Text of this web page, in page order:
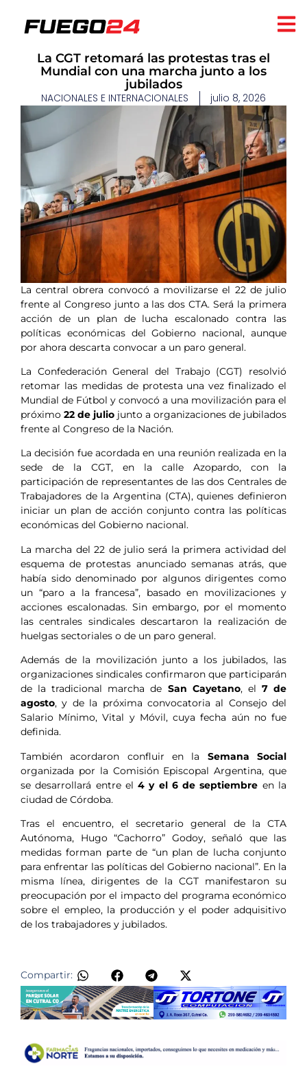
La CGT retomará las protestas tras el
Mundial con una marcha junto a los
jubilados
NACIONALES E INTERNACIONALES julio 8, 2026
La central obrera convocó a movilizarse el 22 de julio
frente al Congreso junto a las dos CTA. Será la primera
acción de un plan de lucha escalonado contra las
políticas económicas del Gobierno nacional, aunque
por ahora descarta convocar a un paro general.
La Confederación General del Trabajo (CGT) resolvió
retomar las medidas de protesta una vez finalizado el
Mundial de Fútbol y convocó a una movilización para el
próximo 22 de julio junto a organizaciones de jubilados
frente al Congreso de la Nación.
La decisión fue acordada en una reunión realizada en la
sede de la CGT, en la calle Azopardo, con la
participación de representantes de las dos Centrales de
Trabajadores de la Argentina (CTA), quienes definieron
iniciar un plan de acción conjunto contra las políticas
económicas del Gobierno nacional.
La marcha del 22 de julio será la primera actividad del
esquema de protestas anunciado semanas atrás, que
había sido denominado por algunos dirigentes como
un “paro a la francesa”, basado en movilizaciones y
acciones escalonadas. Sin embargo, por el momento
las centrales sindicales descartaron la realización de
huelgas sectoriales o de un paro general.
Además de la movilización junto a los jubilados, las
organizaciones sindicales confirmaron que participarán
de la tradicional marcha de San Cayetano, el 7 de
agosto, y de la próxima convocatoria al Consejo del
Salario Mínimo, Vital y Móvil, cuya fecha aún no fue
definida.
También acordaron confluir en la Semana Social
organizada por la Comisión Episcopal Argentina, que
se desarrollará entre el4 y el 6 de septiembre en la
ciudad de Córdoba.
Tras el encuentro, el secretario general de la CTA
Autónoma, Hugo “Cachorro” Godoy, señaló que las
medidas forman parte de “un plan de lucha conjunto
para enfrentar las políticas del Gobierno nacional”. En la
misma línea, dirigentes de la CGT manifestaron su
preocupación por el impacto del programa económico
sobre el empleo, la producción y el poder adquisitivo
de los trabajadores y jubilados.
Compartir: